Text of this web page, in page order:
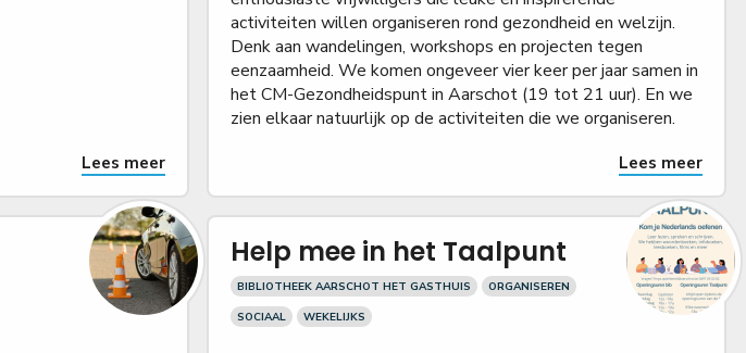
Lees meer
activiteiten willen organiseren rond gezondheid en welzijn.
Denk aan wandelingen, workshops en projecten tegen
eenzaamheid. We komen ongeveer vier keer per jaar samen in
het CM-Gezondheidspunt in Aarschot (19 tot 21 uur). En we
zien elkaar natuurlijk op de activiteiten die we organiseren.
Lees meer
Help mee in het Taalpunt
BIBLIOTHEEK AARSCHOT HET GASTHUIS
ORGANISEREN
SOCIAAL
WEKELIJKS